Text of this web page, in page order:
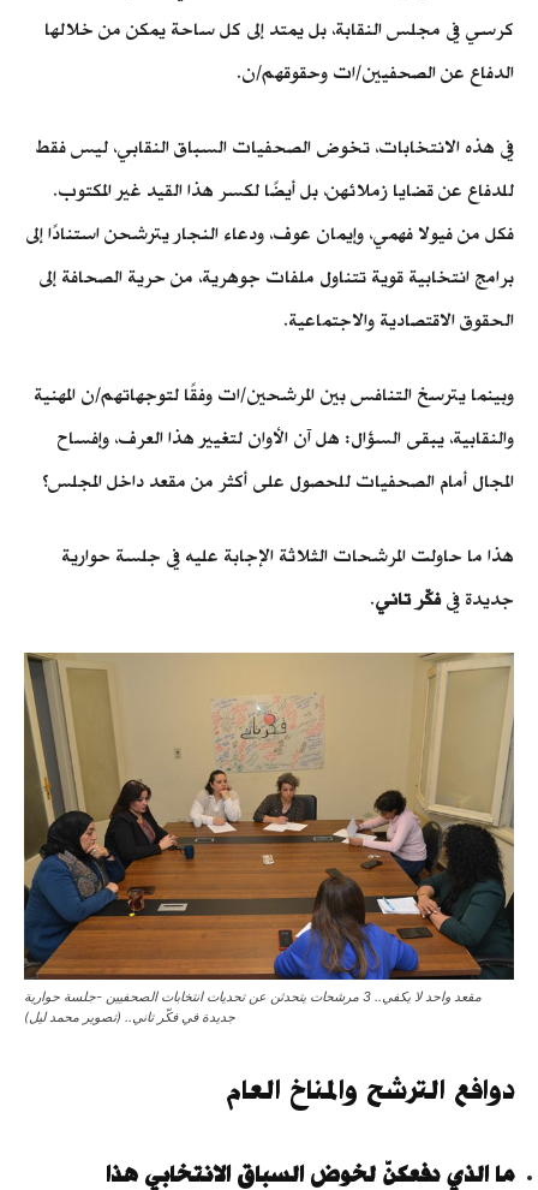
كرسي في مجلس النقابة، بل يمتد إلى كل ساحة يمكن من خلالها
الدفاع عن الصحفيين/ات وحقوقهم/ن.
في هذه الانتخابات، تخوض الصحفيات السباق النقابي، ليس فقط
للدفاع عن قضايا زملائهن، بل أيضًا لكسر هذا القيد غير المكتوب.
فكل من فيولا فهمي، وإيمان عوف، ودعاء النجار يترشحن استنادًا إلى
برامج انتخابية قوية تتناول ملفات جوهرية، من حرية الصحافة إلى
الحقوق الاقتصادية والاجتماعية.
وبينما يترسخ التنافس بين المرشحين/ات وفقًا لتوجهاتهم/ن المهنية
والنقابية، يبقى السؤال: هل آن الأوان لتغيير هذا العرف، وإفساح
المجال أمام الصحفيات للحصول على أكثر من مقعد داخل المجلس؟
هذا ما حاولت المرشحات الثلاثة الإجابة عليه في جلسة حوارية
جديدة فيفكّر تاني.
مقعد واحد لا يكفي.. 3 مرشحات يتحدثن عن تحديات انتخابات الصحفيين -جلسة حوارية
جديدة في فكّر تاني.. (تصوير محمد ليل)
دوافع الترشح والمناخ العام
ما الذي دفعكنّ لخوض السباق الانتخابي هذا